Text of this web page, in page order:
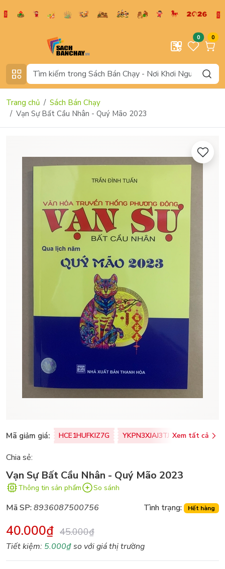
0 0
Trang chủ
Sách Bán Chạy
Vạn Sự Bất Cầu Nhân - Quý Mão 2023
Mã giảm giá: HCE1HUFKIZ7G YKPN3XJAJ3TJ Xem tất cả
Chia sẻ:
Vạn Sự Bất Cầu Nhân - Quý Mão 2023
Thông tin sản phẩm So sánh
Mã SP:8936087500756 Tình trạng: Hết hàng
40.000₫ 45.000₫
Tiết kiệm: 5.000₫so với giá thị trường